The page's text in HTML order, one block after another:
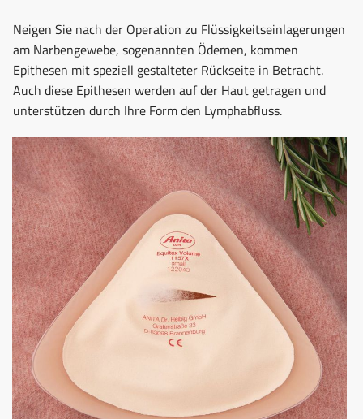
Neigen Sie nach der Operation zu Flüssigkeitseinlagerungen
am Narbengewebe, sogenannten Ödemen, kommen
Epithesen mit speziell gestalteter Rückseite in Betracht.
Auch diese Epithesen werden auf der Haut getragen und
unterstützen durch Ihre Form den Lymphabfluss.